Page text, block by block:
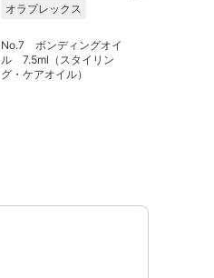
オラプレックス
No.7 ボンディングオイ
ル 7.5ml（スタイリン
グ・ケアオイル）